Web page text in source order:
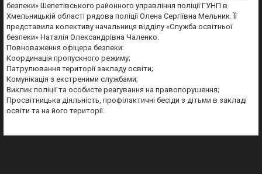
безпеки» Шепетівського районного управління поліції ГУНП в
Хмельницькій області рядова поліції Олена Сергіївна Мельник. Її
представила колективу начальниця відділу «Служба освітньої
безпеки» Наталія Олександрівна Чаленко.
Повноваження офіцера безпеки:
Координація пропускного режиму;
Патрулювання території закладу освіти;
Комунікація з екстреними службами;
Виклик поліції та особисте реагування на правопорушення;
Просвітницька діяльність, профілактичні бесіди з дітьми в закладі
освіти та на його території.